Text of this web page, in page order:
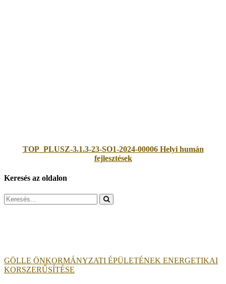
TOP_PLUSZ-3.1.3-23-SO1-2024-00006 Helyi humán
fejlesztések
Keresés az oldalon
Search
for:
GÖLLE ÖNKORMÁNYZATI ÉPÜLETÉNEK ENERGETIKAI
KORSZERŰSÍTÉSE